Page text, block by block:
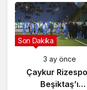
Gündem
3 ay önce
Yunanistan’da
Zeybek